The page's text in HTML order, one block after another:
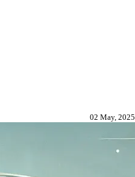
02 May, 2025